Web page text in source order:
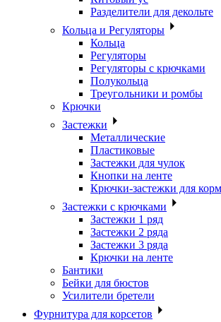
Разделители для декольте
Кольца и Регуляторы
Кольца
Регуляторы
Регуляторы с крючками
Полукольца
Треугольники и ромбы
Крючки
Застежки
Металлические
Пластиковые
Застежки для чулок
Кнопки на ленте
Крючки-застежки для
Застежки с крючками
Застежки 1 ряд
Застежки 2 ряда
Застежки 3 ряда
Крючки на ленте
Бантики
Бейки для бюстов
Усилители бретели
Фурнитура для корсетов